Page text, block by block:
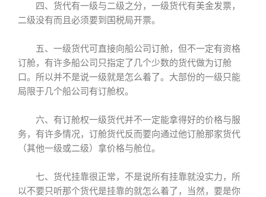
四、货代有一级与二级之分，一级货代有美金发票，
二级没有而且必须要到国税局开票。
五、一级货代可直接向船公司订舱，但不一定有资格
订舱，有许多船公司只指定了几个少数的货代做为订舱
口。所以并不是说一级就是怎么着了。大部份的一级只能
局限于几个船公司有订舱权。
六、有订舱权一级货代并不一定能拿得好的价格与服
务，有许多情况，订舱货代反而要向通过他订舱那家货代
（其他一级或二级）拿价格与舱位。
七、货代挂靠很正常，不是说所有挂靠就没实力，所
以不要只听那个货代是挂靠的就怎么着了，当然，要是你